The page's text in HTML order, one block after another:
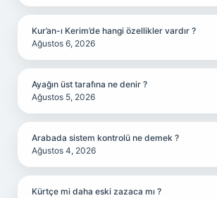
Kur’an-ı Kerim’de hangi özellikler vardır ?
Ağustos 6, 2026
Ayağın üst tarafına ne denir ?
Ağustos 5, 2026
Arabada sistem kontrolü ne demek ?
Ağustos 4, 2026
Kürtçe mi daha eski zazaca mı ?